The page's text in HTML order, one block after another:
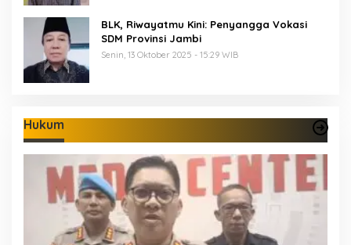
BLK, Riwayatmu Kini: Penyangga Vokasi
SDM Provinsi Jambi
Senin, 13 Oktober 2025 - 15:29 WIB
Hukum